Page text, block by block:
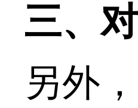
三、
另外